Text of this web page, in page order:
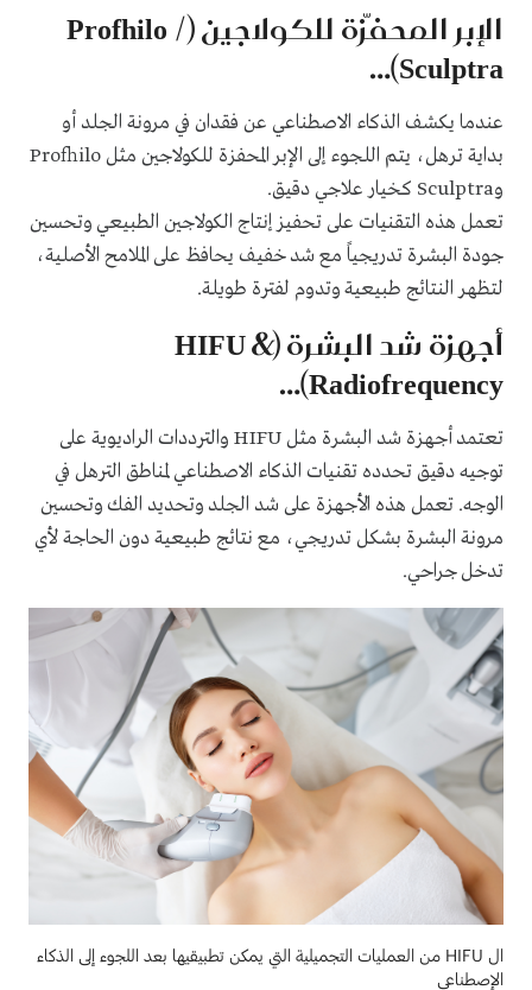
الإبر المحفّزة للكولاجين (Profhilo /
Sculptra)…
عندما يكشف الذكاء الاصطناعي عن فقدان في مرونة الجلد أو
بداية ترهل، يتم اللجوء إلى الإبر المحفزة للكولاجين مثل Profhilo
وSculptra كخيار علاجي دقيق.
تعمل هذه التقنيات على تحفيز إنتاج الكولاجين الطبيعي وتحسين
جودة البشرة تدريجياً مع شد خفيف يحافظ على الملامح الأصلية،
لتظهر النتائج طبيعية وتدوم لفترة طويلة.
أجهزة شد البشرة (HIFU &
Radiofrequency)…
تعتمد أجهزة شد البشرة مثل HIFU والترددات الراديوية على
توجيه دقيق تحدده تقنيات الذكاء الاصطناعي لمناطق الترهل في
الوجه. تعمل هذه الأجهزة على شد الجلد وتحديد الفك وتحسين
مرونة البشرة بشكل تدريجي، مع نتائج طبيعية دون الحاجة لأي
تدخل جراحي.
ال HIFU من العمليات التجميلية التي يمكن تطبيقيها بعد اللجوء إلى الذكاء
الإصطناعي